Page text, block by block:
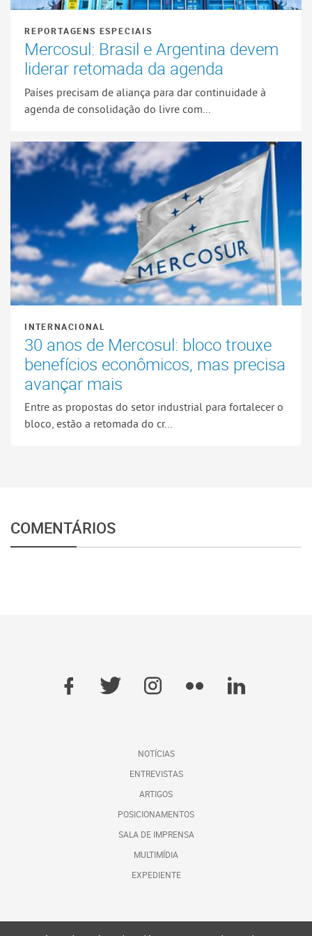
REPORTAGENS ESPECIAIS
Mercosul: Brasil e Argentina devem
liderar retomada da agenda
Países precisam de aliança para dar continuidade à
agenda de consolidação do livre com...
INTERNACIONAL
30 anos de Mercosul: bloco trouxe
benefícios econômicos, mas precisa
avançar mais
Entre as propostas do setor industrial para fortalecer o
bloco, estão a retomada do cr...
COMENTÁRIOS
NOTÍCIAS
ENTREVISTAS
ARTIGOS
POSICIONAMENTOS
SALA DE IMPRENSA
MULTIMÍDIA
EXPEDIENTE